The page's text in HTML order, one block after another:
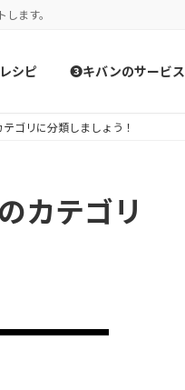
ます。
シピ ❸キバンのサービス
ゴリに分類しましょう！
カテゴリ